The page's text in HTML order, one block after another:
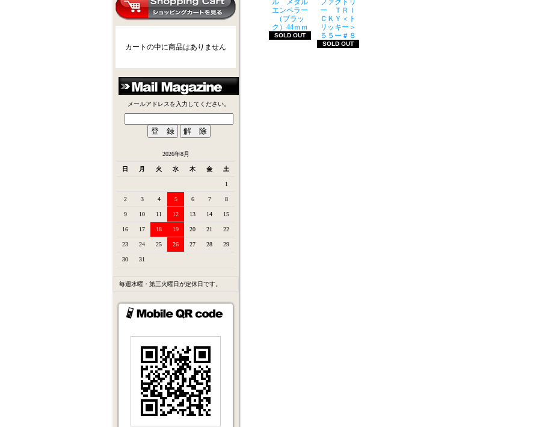
カートの中に商品はありません
メールアドレスを入力してください。
2026年8月
日 月 火 水 木 金 土
1
2 3 4 5 6 7 8
9 10 11 12 13 14 15
16 17 18 19 20 21 22
23 24 25 26 27 28 29
30 31
毎週水曜・第三火曜日が定休日です。
エンペラー
（ブラッ
ク）44ｍｍ
SOLD OUT
ー ＴＲＩ
ＣＫＹ＜ト
リッキー＞
５５ー＃８
SOLD OUT